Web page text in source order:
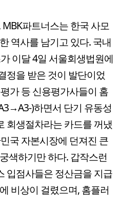
파트너스는 한국 사모
역사를 남기고 있다. 국내
이달 4일 서울회생법원에
정을 받은 것이 발단이었
가 등 신용평가사들이 홈
)하면서 단기 유동성
회생절차라는 카드를 꺼냈
국 자본시장에 던져진 큰
색하기만 하다. 갑작스런
입점사들은 정산금을 지급
비상이 걸렸으며, 홈플러